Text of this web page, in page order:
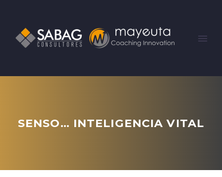
SENSO… INTELIGENCIA VITAL